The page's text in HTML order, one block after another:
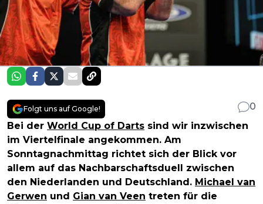
Folgt uns auf Google!
0
Bei der World Cup of Darts sind wir inzwischen
im Viertelfinale angekommen. Am
Sonntagnachmittag richtet sich der Blick vor
allem auf das Nachbarschaftsduell zwischen
den Niederlanden und Deutschland. Michael van
Gerwen und Gian van Veen treten für die